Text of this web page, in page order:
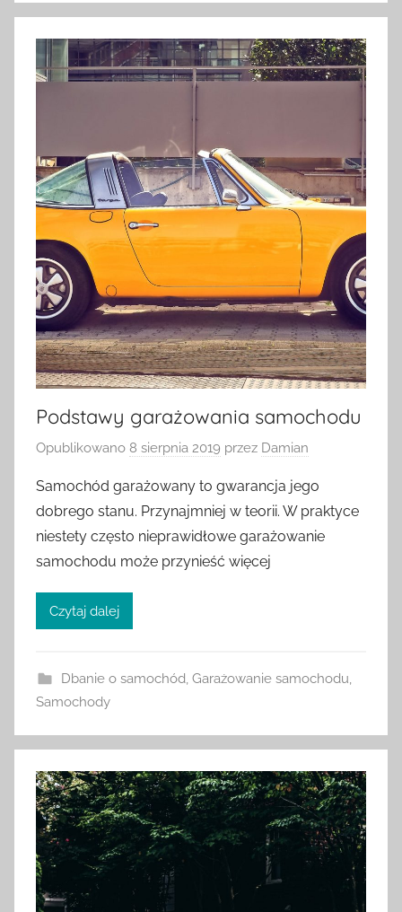
Podstawy garażowania samochodu
Opublikowano 8 sierpnia 2019 przez Damian
Samochód garażowany to gwarancja jego
dobrego stanu. Przynajmniej w teorii. W praktyce
niestety często nieprawidłowe garażowanie
samochodu może przynieść więcej
Czytaj dalej
Dbanie o samochód, Garażowanie samochodu,
Samochody